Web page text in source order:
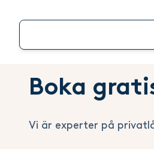
Boka
Vi är experter på